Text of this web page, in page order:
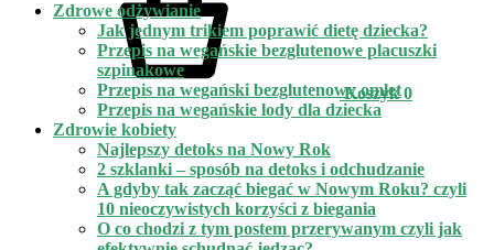
Koszyk 0
Zdrowe odżywianie
Jak jednym trikiem poprawić dietę dziecka?
Przepis na wegańskie bezglutenowe placuszki
szpinakowe
Przepis na wegański bezglutenowy omlet
Przepis na wegańskie lody dla dziecka
Zdrowie kobiety
Najlepszy detoks na Nowy Rok
2 szklanki – sposób na detoks i odchudzanie
A gdyby tak zacząć biegać w Nowym Roku? czyli
10 nieoczywistych korzyści z biegania
O co chodzi z tym postem przerywanym czyli jak